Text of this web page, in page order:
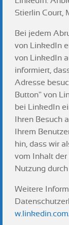
Stierlin Court,
Bei jedem
von LinkedIn
von LinkedIn
informiert,
Adresse
Button" von
bei LinkedIn
Ihren Besuch
Ihrem
hin, dass wir
vom Inhalt
Nutzung
Weitere